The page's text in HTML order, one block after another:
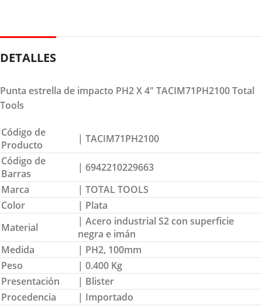
DETALLES
Punta estrella de impacto PH2 X 4″ TACIM71PH2100 Total
Tools
Código de
Producto
| TACIM71PH2100
Código de
Barras
| 6942210229663
Marca
| TOTAL TOOLS
Color
| Plata
Material
| Acero industrial S2 con superficie
negra e imán
Medida
| PH2, 100mm
Peso
| 0.400 Kg
Presentación
| Blister
Procedencia
| Importado